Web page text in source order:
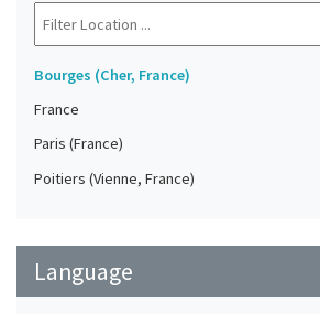
Bourges (Cher, France)
France
Paris (France)
Poitiers (Vienne, France)
Language